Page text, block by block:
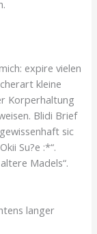
expire vielen
kleine
Korperhaltung
Blidi Brief
sic
Su?e :*“.
Madels“.
langer